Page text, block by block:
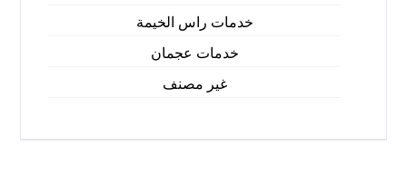
خدمات راس الخيمة
خدمات عجمان
غير مصنف